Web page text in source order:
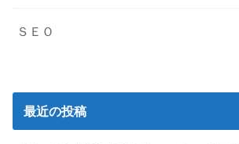
ＳＥＯ
最近の投稿